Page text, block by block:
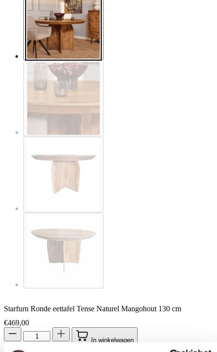
Starfurn Ronde eettafel Tense Naturel Mangohout 130 cm
€469,00
In winkelwagen